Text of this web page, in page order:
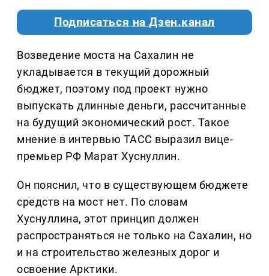
Подписаться на Дзен.канал
Возведение моста на Сахалин не
укладывается в текущий дорожный
бюджет, поэтому под проект нужно
выпускать длинные деньги, рассчитанные
на будущий экономический рост. Такое
мнение в интервью ТАСС выразил вице-
премьер РФ Марат Хуснуллин.
Он пояснил, что в существующем бюджете
средств на мост нет. По словам
Хуснуллина, этот принцип должен
распространяться не только на Сахалин, но
и на строительство железных дорог и
освоение Арктики.